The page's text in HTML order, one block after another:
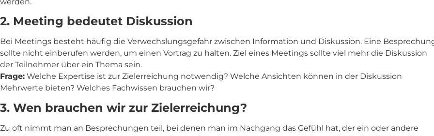
2. Meeting bedeutet Diskussion
Bei Meetings besteht häufig die Verwechslungsgefahr zwischen Information und Diskussion. Eine
sollte nicht einberufen werden, um einen Vortrag zu halten. Ziel eines Meetings sollte viel mehr die Diskussion
der Teilnehmer über ein Thema sein.
Frage: Welche Expertise ist zur Zielerreichung notwendig? Welche Ansichten können in der Diskussion
Mehrwerte bieten? Welches Fachwissen brauchen wir?
3. Wen brauchen wir zur Zielerreichung?
Zu oft nimmt man an Besprechungen teil, bei denen man im Nachgang das Gefühl hat, der ein oder andere